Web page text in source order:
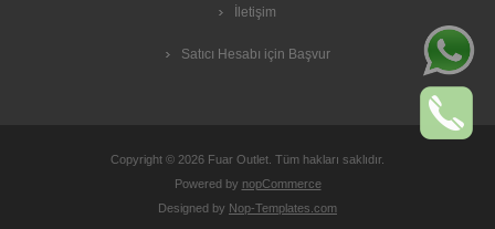
İletişim
Satıcı Hesabı için Başvur
Copyright © 2026 Fuar Outlet. Tüm hakları saklıdır.
Powered by nopCommerce
Designed by Nop-Templates.com